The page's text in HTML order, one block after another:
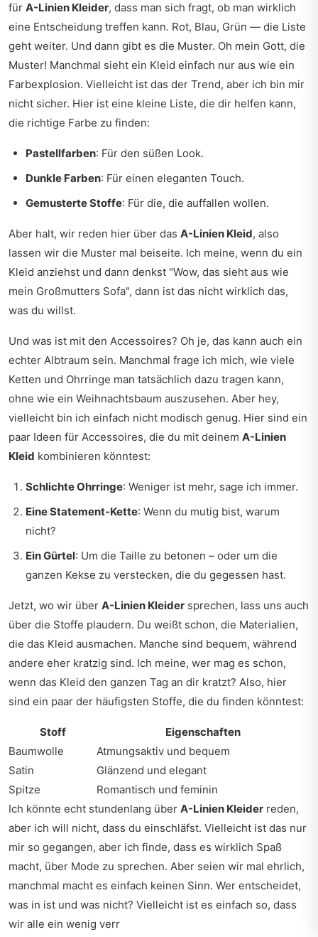
für A-Linien Kleider, dass man sich fragt, ob man wirklich
eine Entscheidung treffen kann. Rot, Blau, Grün — die Liste
geht weiter. Und dann gibt es die Muster. Oh mein Gott, die
Muster! Manchmal sieht ein Kleid einfach nur aus wie ein
Farbexplosion. Vielleicht ist das der Trend, aber ich bin mir
nicht sicher. Hier ist eine kleine Liste, die dir helfen kann,
die richtige Farbe zu finden:
Pastellfarben: Für den süßen Look.
Dunkle Farben: Für einen eleganten Touch.
Gemusterte Stoffe: Für die, die auffallen wollen.
Aber halt, wir reden hier über das A-Linien Kleid, also
lassen wir die Muster mal beiseite. Ich meine, wenn du ein
Kleid anziehst und dann denkst "Wow, das sieht aus wie
mein Großmutters Sofa", dann ist das nicht wirklich das,
was du willst.
Und was ist mit den Accessoires? Oh je, das kann auch ein
echter Albtraum sein. Manchmal frage ich mich, wie viele
Ketten und Ohrringe man tatsächlich dazu tragen kann,
ohne wie ein Weihnachtsbaum auszusehen. Aber hey,
vielleicht bin ich einfach nicht modisch genug. Hier sind ein
paar Ideen für Accessoires, die du mit deinem A-Linien
Kleid kombinieren könntest:
Schlichte Ohrringe: Weniger ist mehr, sage ich immer.
Eine Statement-Kette: Wenn du mutig bist, warum
nicht?
Ein Gürtel: Um die Taille zu betonen – oder um die
ganzen Kekse zu verstecken, die du gegessen hast.
Jetzt, wo wir über A-Linien Kleider sprechen, lass uns auch
über die Stoffe plaudern. Du weißt schon, die Materialien,
die das Kleid ausmachen. Manche sind bequem, während
andere eher kratzig sind. Ich meine, wer mag es schon,
wenn das Kleid den ganzen Tag an dir kratzt? Also, hier
sind ein paar der häufigsten Stoffe, die du finden könntest:
Stoff
Eigenschaften
Baumwolle
Atmungsaktiv und bequem
Satin
Glänzend und elegant
Spitze
Romantisch und feminin
Ich könnte echt stundenlang über A-Linien Kleider reden,
aber ich will nicht, dass du einschläfst. Vielleicht ist das nur
mir so gegangen, aber ich finde, dass es wirklich Spaß
macht, über Mode zu sprechen. Aber seien wir mal ehrlich,
manchmal macht es einfach keinen Sinn. Wer entscheidet,
was in ist und was nicht? Vielleicht ist es einfach so, dass
wir alle ein wenig verr